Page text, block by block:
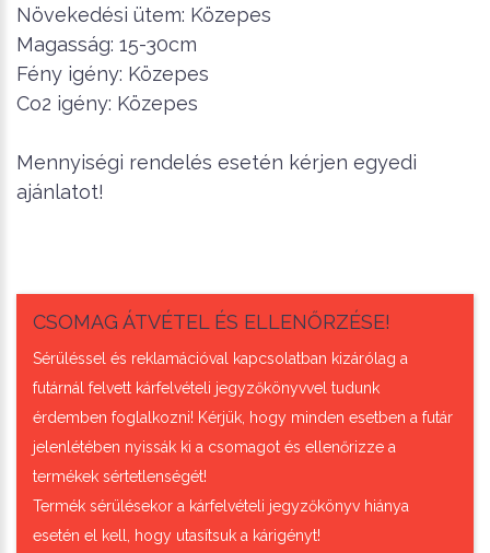
Növekedési ütem: Közepes
Magasság: 15-30cm
Fény igény: Közepes
Co2 igény: Közepes
Mennyiségi rendelés esetén kérjen egyedi
ajánlatot!
CSOMAG ÁTVÉTEL ÉS ELLENŐRZÉSE!
Sérüléssel és reklamációval kapcsolatban kizárólag a
futárnál felvett kárfelvételi jegyzőkönyvvel tudunk
érdemben foglalkozni! Kérjük, hogy minden esetben a futár
jelenlétében nyissák ki a csomagot és ellenőrizze a
termékek sértetlenségét!
Termék sérülésekor a kárfelvételi jegyzőkönyv hiánya
esetén el kell, hogy utasítsuk a kárigényt!